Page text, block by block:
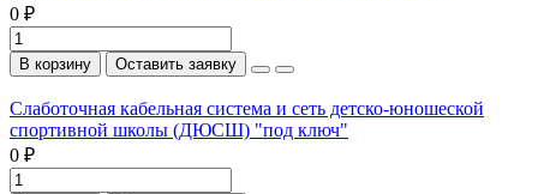
0 ₽
В корзину Оставить заявку
Слаботочная кабельная система и сеть детско-юношеской
спортивной школы (ДЮСШ) "под ключ"
0 ₽